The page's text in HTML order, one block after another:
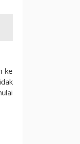
ke